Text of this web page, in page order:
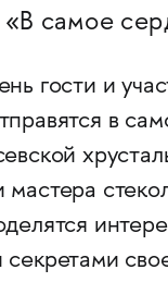
самое
гости и
в
секретами